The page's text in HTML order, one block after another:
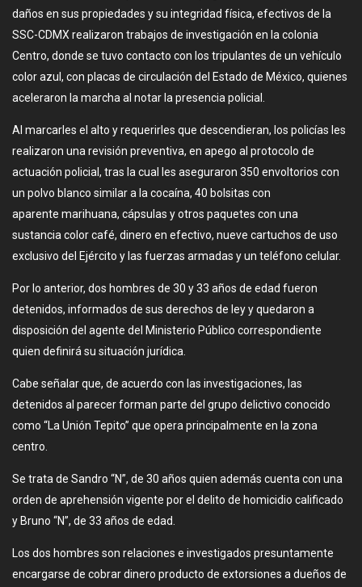
daños en sus propiedades y su integridad física, efectivos de la
SSC-CDMX realizaron trabajos de investigación en la colonia
Centro, donde se tuvo contacto con los tripulantes de un vehículo
color azul, con placas de circulación del Estado de México, quienes
aceleraron la marcha al notar la presencia policial.
Al marcarles el alto y requerirles que descendieran, los policías les
realizaron una revisión preventiva, en apego al protocolo de
actuación policial, tras la cual les aseguraron 350 envoltorios con
un polvo blanco similar a la cocaína, 40 bolsitas con
aparente marihuana, cápsulas y otros paquetes con una
sustancia color café, dinero en efectivo, nueve cartuchos de uso
exclusivo del Ejército y las fuerzas armadas y un teléfono celular.
Por lo anterior, dos hombres de 30 y 33 años de edad fueron
detenidos, informados de sus derechos de ley y quedaron a
disposición del agente del Ministerio Público correspondiente
quien definirá su situación jurídica.
Cabe señalar que, de acuerdo con las investigaciones, las
detenidos al parecer forman parte del grupo delictivo conocido
como “La Unión Tepito” que opera principalmente en la zona
centro.
Se trata de Sandro “N”, de 30 años quien además cuenta con una
orden de aprehensión vigente por el delito de homicidio calificado
y Bruno “N”, de 33 años de edad.
Los dos hombres son relaciones e investigados presuntamente
encargarse de cobrar dinero producto de extorsiones a dueños de